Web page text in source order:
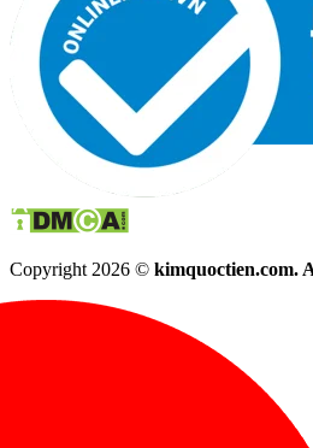
Copyright 2026 © kimquoctien.com.